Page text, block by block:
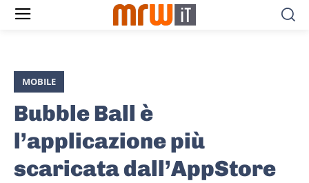
MOBILE
Bubble Ball è
l’applicazione più
scaricata dall’AppStore